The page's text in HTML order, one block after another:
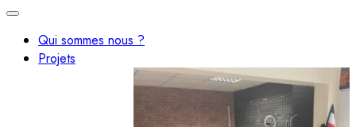
Qui sommes nous ?
Projets